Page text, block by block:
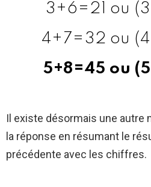
3+6=21 ou
4+7=32 ou
5+8=45 ou
Il existe désormais une autre
la réponse en résumant le
précédente avec les chiffres.